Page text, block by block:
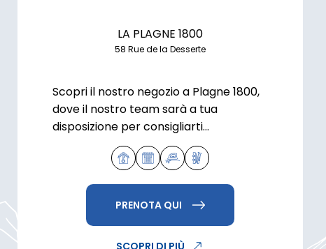
LA PLAGNE 1800
58 Rue de la Desserte
Scopri il nostro negozio a Plagne 1800,
dove il nostro team sarà a tua
disposizione per consigliarti
l'attrezzatura più adatta alle tue
PRENOTA QUI
SCOPRI DI PIÙ